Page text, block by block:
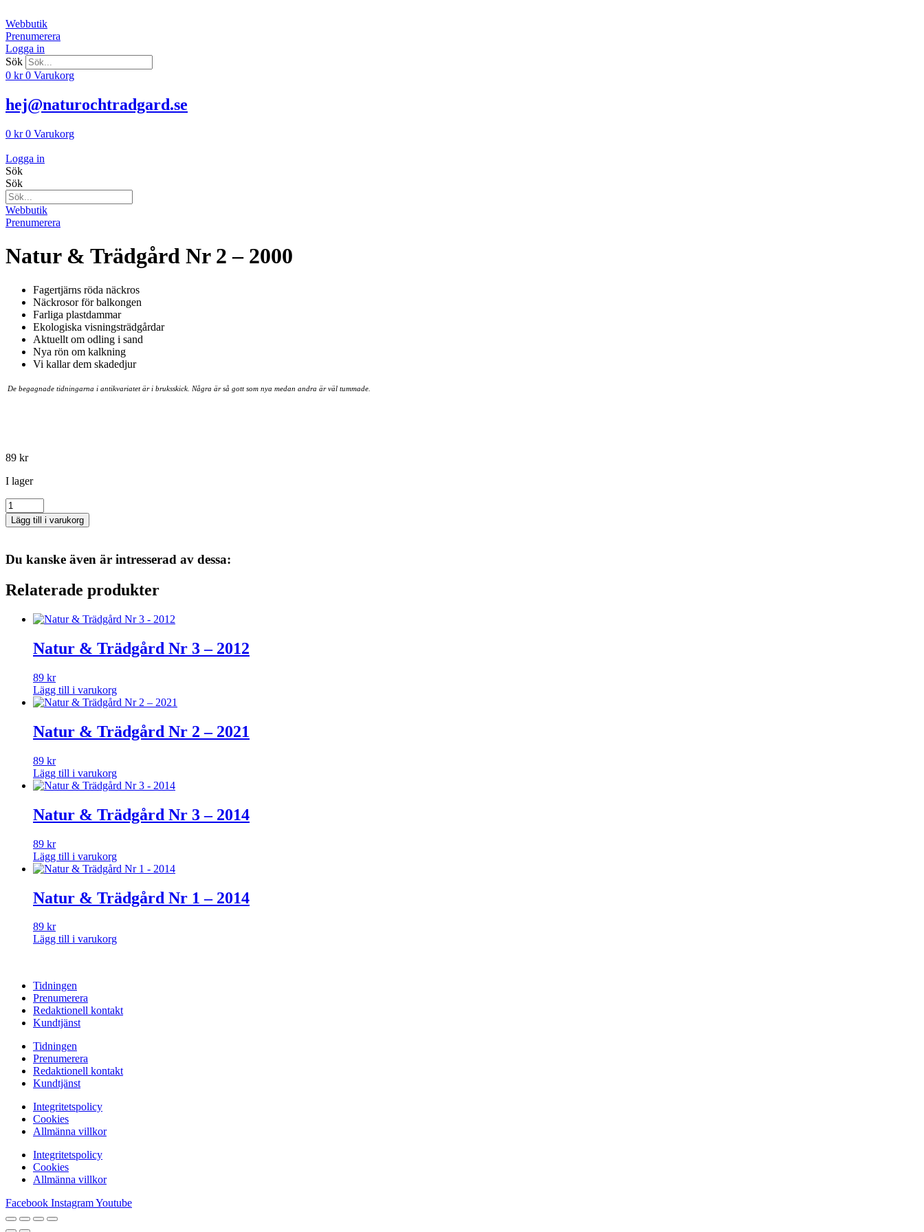
till
innehåll
Webbutik
Prenumerera
Logga in
Sök
0 kr 0 Varukorg
hej@naturochtradgard.se
0 kr 0 Varukorg
Logga in
Sök
Sök
Webbutik
Prenumerera
Natur & Trädgård Nr 2 – 2000
Fagertjärns röda näckros
Näckrosor för balkongen
Farliga plastdammar
Ekologiska visningsträdgårdar
Aktuellt om odling i sand
Nya rön om kalkning
Vi kallar dem skadedjur
De begagnade tidningarna i antikvariatet är i bruksskick. Några är så gott som nya medan andra är väl tummade.
89 kr
I lager
Natur
&
Trädgård
2
-
mängd
Lägg till i varukorg
Du kanske även är intresserad av dessa:
Relaterade produkter
Natur & Trädgård Nr 3 – 2012
89 kr
Lägg till i varukorg
Natur & Trädgård Nr 2 – 2021
89 kr
Lägg till i varukorg
Natur & Trädgård Nr 3 – 2014
89 kr
Lägg till i varukorg
Natur & Trädgård Nr 1 – 2014
89 kr
Lägg till i varukorg
Tidningen
Prenumerera
Redaktionell kontakt
Kundtjänst
Tidningen
Prenumerera
Redaktionell kontakt
Kundtjänst
Integritetspolicy
Cookies
Allmänna villkor
Integritetspolicy
Cookies
Allmänna villkor
Facebook InstagramYoutube